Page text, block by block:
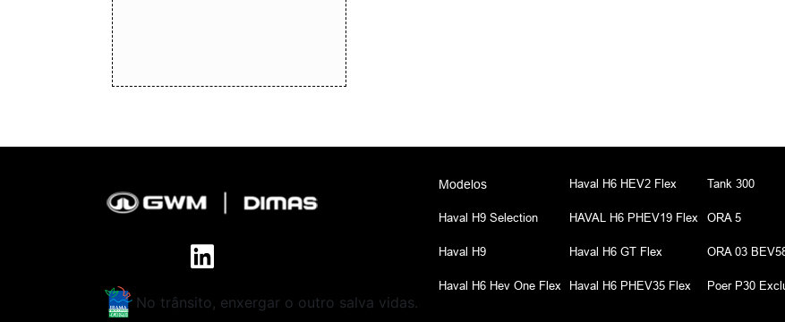
No trânsito, enxergar o outro salva vidas.
Modelos
Haval H9 Selection
Haval H9
Haval H6 Hev One Flex
Haval H6 HEV2 Flex
HAVAL H6 PHEV19 Flex
Haval H6 GT Flex
Haval H6 PHEV35 Flex
Tank 300
ORA 5
ORA 03
Poer P30